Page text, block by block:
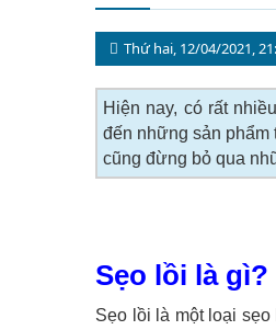
Thứ hai, 12/04/2021,
Hiện nay, có rất
đến những sản phẩm
cũng đừng bỏ qua
Sẹo lồi là gì?
Sẹo lồi là một loại